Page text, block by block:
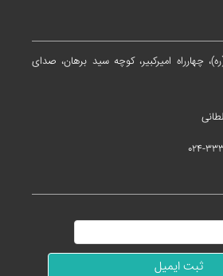
چهارراه امیرکبیر، کوچه سید برهان، صدای